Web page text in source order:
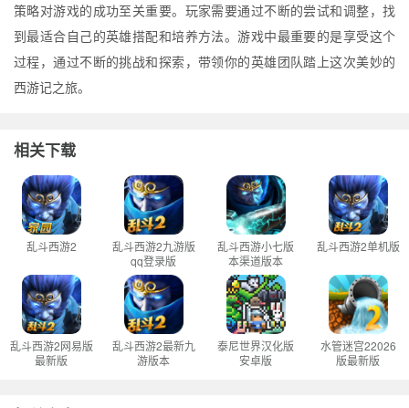
策略对游戏的成功至关重要。玩家需要通过不断的尝试和调整，找
到最适合自己的英雄搭配和培养方法。游戏中最重要的是享受这个
过程，通过不断的挑战和探索，带领你的英雄团队踏上这次美妙的
西游记之旅。
相关下载
乱斗西游2
乱斗西游2九游版
qq登录版
乱斗西游小七版
本渠道版本
乱斗西游2单机版
乱斗西游2网易版
最新版
乱斗西游2最新九
游版本
泰尼世界汉化版
安卓版
水管迷宫22026
版最新版